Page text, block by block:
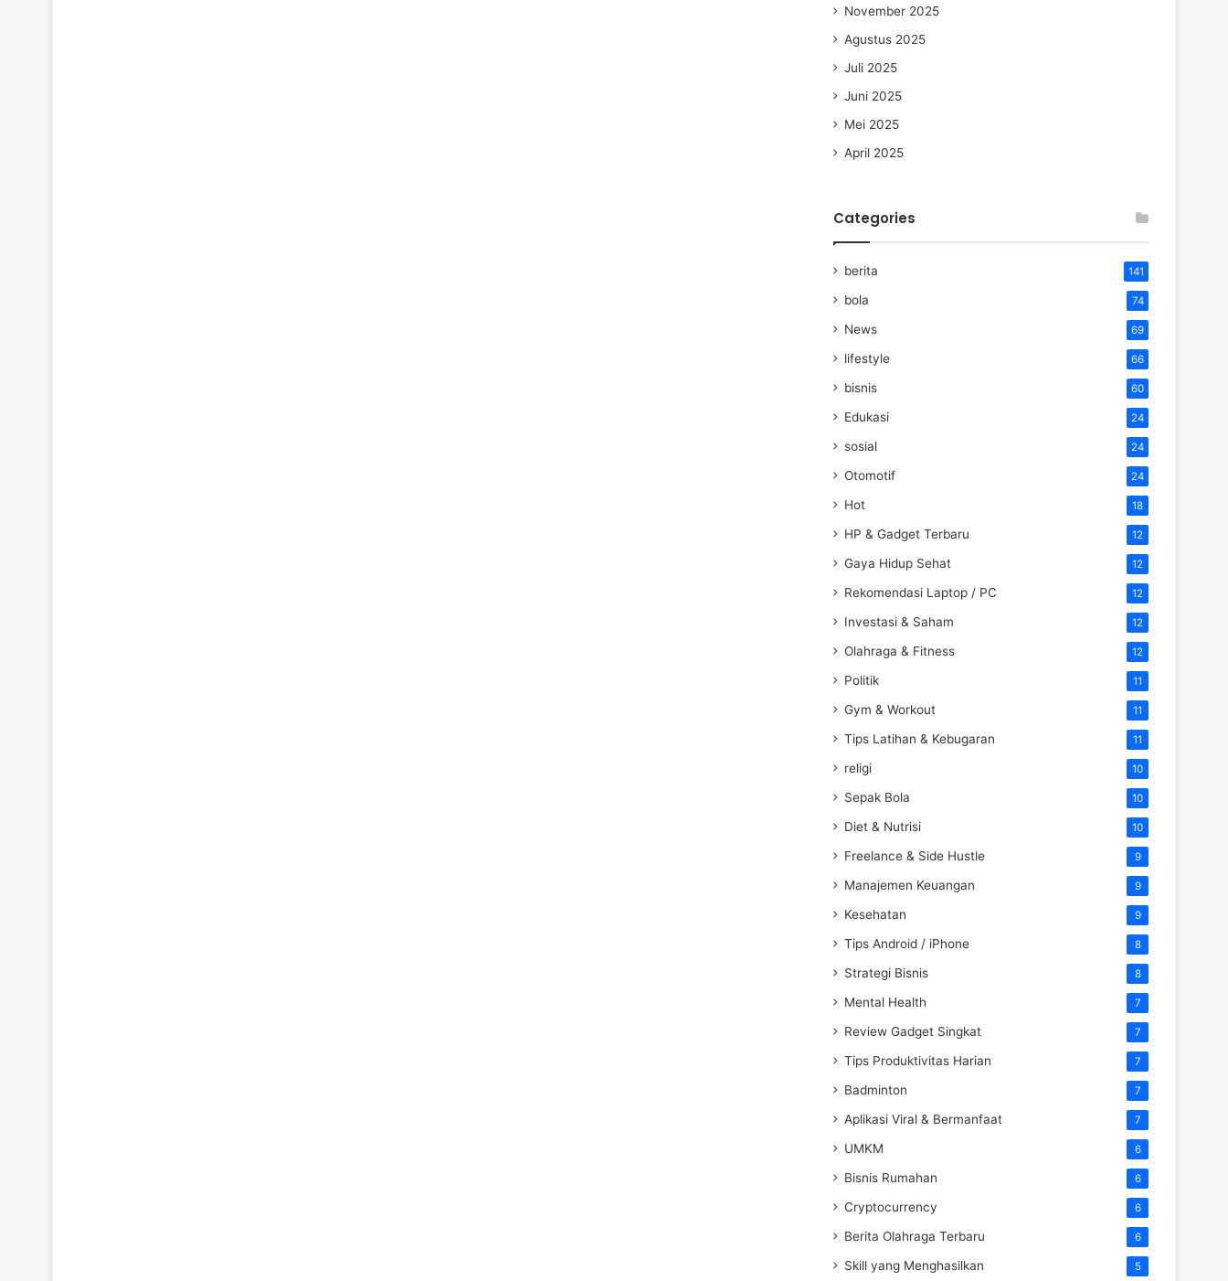
November 2025
Agustus 2025
Juli 2025
Juni 2025
Mei 2025
April 2025
Categories
berita 141
bola 74
News 69
lifestyle 66
bisnis 60
Edukasi 24
sosial 24
Otomotif 24
Hot 18
HP & Gadget Terbaru 12
Gaya Hidup Sehat 12
Rekomendasi Laptop / PC 12
Investasi & Saham 12
Olahraga & Fitness 12
Politik 11
Gym & Workout 11
Tips Latihan & Kebugaran 11
religi 10
Sepak Bola 10
Diet & Nutrisi 10
Freelance & Side Hustle 9
Manajemen Keuangan 9
Kesehatan 9
Tips Android / iPhone 8
Strategi Bisnis 8
Mental Health 7
Review Gadget Singkat 7
Tips Produktivitas Harian 7
Badminton 7
Aplikasi Viral & Bermanfaat 7
UMKM 6
Bisnis Rumahan 6
Cryptocurrency 6
Berita Olahraga Terbaru 6
Skill yang Menghasilkan 5